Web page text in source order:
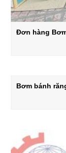
Đơn hàng
Bơm bánh